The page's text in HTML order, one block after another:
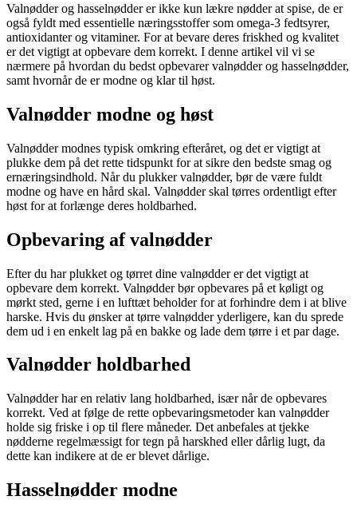
Valnødder og hasselnødder er ikke kun lækre nødder at spise, de er
også fyldt med essentielle næringsstoffer som omega-3 fedtsyrer,
antioxidanter og vitaminer. For at bevare deres friskhed og kvalitet
er det vigtigt at opbevare dem korrekt. I denne artikel vil vi se
nærmere på hvordan du bedst opbevarer valnødder og hasselnødder,
samt hvornår de er modne og klar til høst.
Valnødder modne og høst
Valnødder modnes typisk omkring efteråret, og det er vigtigt at
plukke dem på det rette tidspunkt for at sikre den bedste smag og
ernæringsindhold. Når du plukker valnødder, bør de være fuldt
modne og have en hård skal. Valnødder skal tørres ordentligt efter
høst for at forlænge deres holdbarhed.
Opbevaring af valnødder
Efter du har plukket og tørret dine valnødder er det vigtigt at
opbevare dem korrekt. Valnødder bør opbevares på et køligt og
mørkt sted, gerne i en lufttæt beholder for at forhindre dem i at blive
harske. Hvis du ønsker at tørre valnødder yderligere, kan du sprede
dem ud i en enkelt lag på en bakke og lade dem tørre i et par dage.
Valnødder holdbarhed
Valnødder har en relativ lang holdbarhed, især når de opbevares
korrekt. Ved at følge de rette opbevaringsmetoder kan valnødder
holde sig friske i op til flere måneder. Det anbefales at tjekke
nødderne regelmæssigt for tegn på harskhed eller dårlig lugt, da
dette kan indikere at de er blevet dårlige.
Hasselnødder modne